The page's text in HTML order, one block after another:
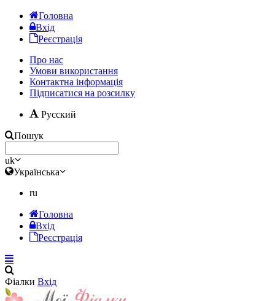
Головна
Вхід
Реєстрація
Про нас
Умови використання
Контактна інформація
Підписатися на розсилку
Русский
Пошук
uk
Українська
ru
Головна
Вхід
Реєстрація
Фіалки Вхід